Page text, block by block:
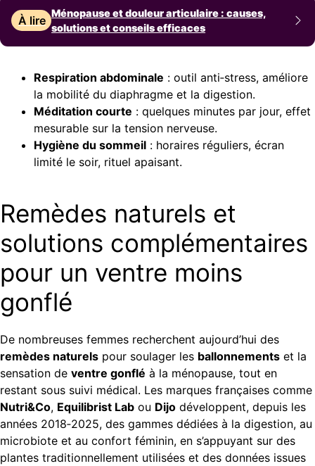
À lire
Ménopause et douleur articulaire : causes,
solutions et conseils efficaces
Respiration abdominale : outil anti‑stress, améliore
la mobilité du diaphragme et la digestion.
Méditation courte : quelques minutes par jour, effet
mesurable sur la tension nerveuse.
Hygiène du sommeil : horaires réguliers, écran
limité le soir, rituel apaisant.
Remèdes naturels et
solutions complémentaires
pour un ventre moins
gonflé
De nombreuses femmes recherchent aujourd’hui des
remèdes naturels pour soulager les ballonnements et la
sensation de ventre gonflé à la ménopause, tout en
restant sous suivi médical. Les marques françaises comme
Nutri&Co, Equilibrist Lab ou Dijo développent, depuis les
années 2018‑2025, des gammes dédiées à la digestion, au
microbiote et au confort féminin, en s’appuyant sur des
plantes traditionnellement utilisées et des données issues